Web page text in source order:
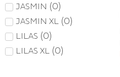
JASMIN (0)
JASMIN XL (0)
LILAS (0)
LILAS XL (0)